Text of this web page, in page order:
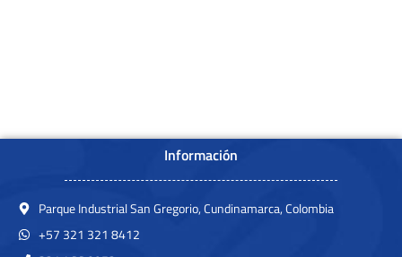
Información
Parque Industrial San Gregorio, Cundinamarca, Colombia
+57 321 321 8412